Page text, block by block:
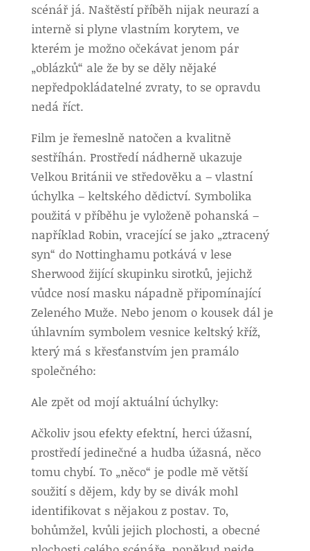
scénář já. Naštěstí příběh nijak neurazí a
interně si plyne vlastním korytem, ve
kterém je možno očekávat jenom pár
„oblázků“ ale že by se děly nějaké
nepředpokládatelné zvraty, to se opravdu
nedá říct.
Film je řemeslně natočen a kvalitně
sestříhán. Prostředí nádherně ukazuje
Velkou Británii ve středověku a – vlastní
úchylka – keltského dědictví. Symbolika
použitá v příběhu je vyloženě pohanská –
například Robin, vracející se jako „ztracený
syn“ do Nottinghamu potkává v lese
Sherwood žijící skupinku sirotků, jejichž
vůdce nosí masku nápadně připomínající
Zeleného Muže. Nebo jenom o kousek dál je
úhlavním symbolem vesnice keltský kříž,
který má s křesťanstvím jen pramálo
společného:
Ale zpět od mojí aktuální úchylky:
Ačkoliv jsou efekty efektní, herci úžasní,
prostředí jedinečné a hudba úžasná, něco
tomu chybí. To „něco“ je podle mě větší
soužití s dějem, kdy by se divák mohl
identifikovat s nějakou z postav. To,
bohůmžel, kvůli jejich plochosti, a obecné